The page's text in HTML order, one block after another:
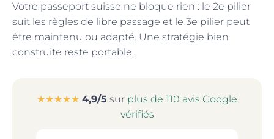
Votre passeport suisse ne bloque rien : le 2e pilier
suit les règles de libre passage et le 3e pilier peut
être maintenu ou adapté. Une stratégie bien
construite reste portable.
★★★★★ 4,9/5 sur plus de 110 avis Google
vérifiés